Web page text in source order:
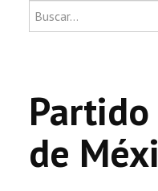
INICIO
NOTICIAS
DOCUMENTOS
Buscar
de